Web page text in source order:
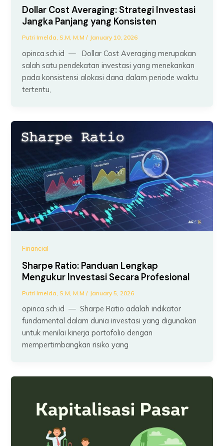
Dollar Cost Averaging: Strategi Investasi
Jangka Panjang yang Konsisten
Putri Imelda, S.M, M.M/ January 10, 2026
opinca.sch.id — Dollar Cost Averaging merupakan
salah satu pendekatan investasi yang menekankan
pada konsistensi alokasi dana dalam periode waktu
tertentu,
Financial
Sharpe Ratio: Panduan Lengkap
Mengukur Investasi Secara Profesional
Putri Imelda, S.M, M.M/ January 5, 2026
opinca.sch.id — Sharpe Ratio adalah indikator
fundamental dalam dunia investasi yang digunakan
untuk menilai kinerja portofolio dengan
mempertimbangkan risiko yang